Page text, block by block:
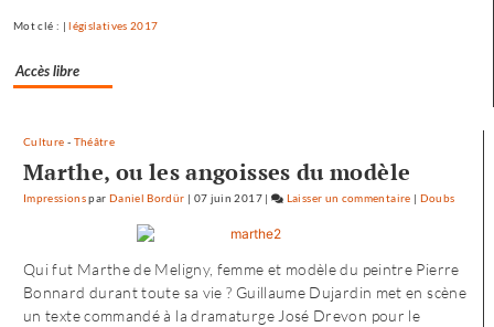
Mot clé : |législatives 2017
Accès libre
Culture - Théâtre
Marthe, ou les angoisses du modèle
Impressionspar Daniel Bordür | 07 juin 2017| Laisser un commentaire on
à
Besançon
:
| Doubs
Qui fut Marthe de Meligny, femme et modèle du peintre Pierre
Bonnard durant toute sa vie ? Guillaume Dujardin met en scène
un texte commandé à la dramaturge José Drevon pour le